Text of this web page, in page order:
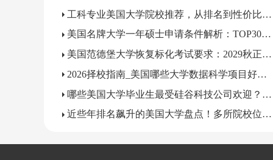
工科专业美国大学院校推荐，从排名到性价比，选校看这篇
美国名牌大学一年硕士申请条件解析：TOP30名校项目速览
美国范德堡大学恢复标化考试要求：2029秋正式执行
2026择校指南_美国哪些大学数据科学项目好申？
哪些美国大学毕业生最受硅谷科技公司欢迎？名校榜单盘点
近些年排名飙升的美国大学盘点！多所院校位次大幅上涨